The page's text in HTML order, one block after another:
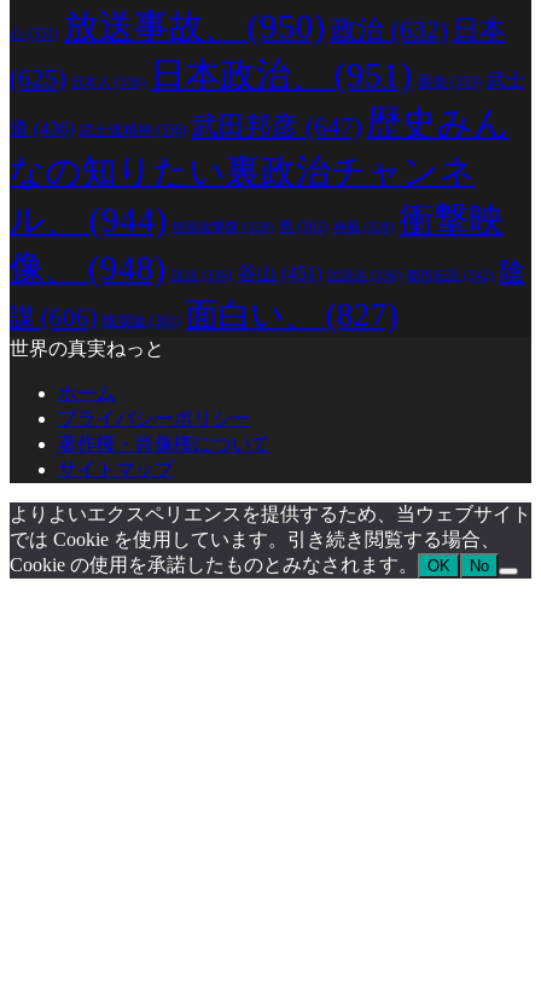
心 (351) 放送事故、 (950) 政治 (632) 日本
(625) 日本人 (336) 日本政治、 (951) 最強 (353) 武士
道 (436) 武士道精神 (356) 武田邦彦 (647) 歴史みん
なの知りたい裏政治チャンネ
ル、
(944) 特別攻撃隊 (328) 男 (361) 神風 (328) 衝撃映
像、
(948) 説法 (336) 谷山 (451) 辻説法 (336) 都市伝説 (342) 陰
謀 (606) 陰謀論 (361) 面白い、 (827)
世界の真実ねっと
ホーム
プライバシーポリシー
著作権・肖像権について
サイトマップ
よりよいエクスペリエンスを提供するため、当ウェブサイト
では Cookie を使用しています。引き続き閲覧する場合、
Cookie の使用を承諾したものとみなされます。
OK No